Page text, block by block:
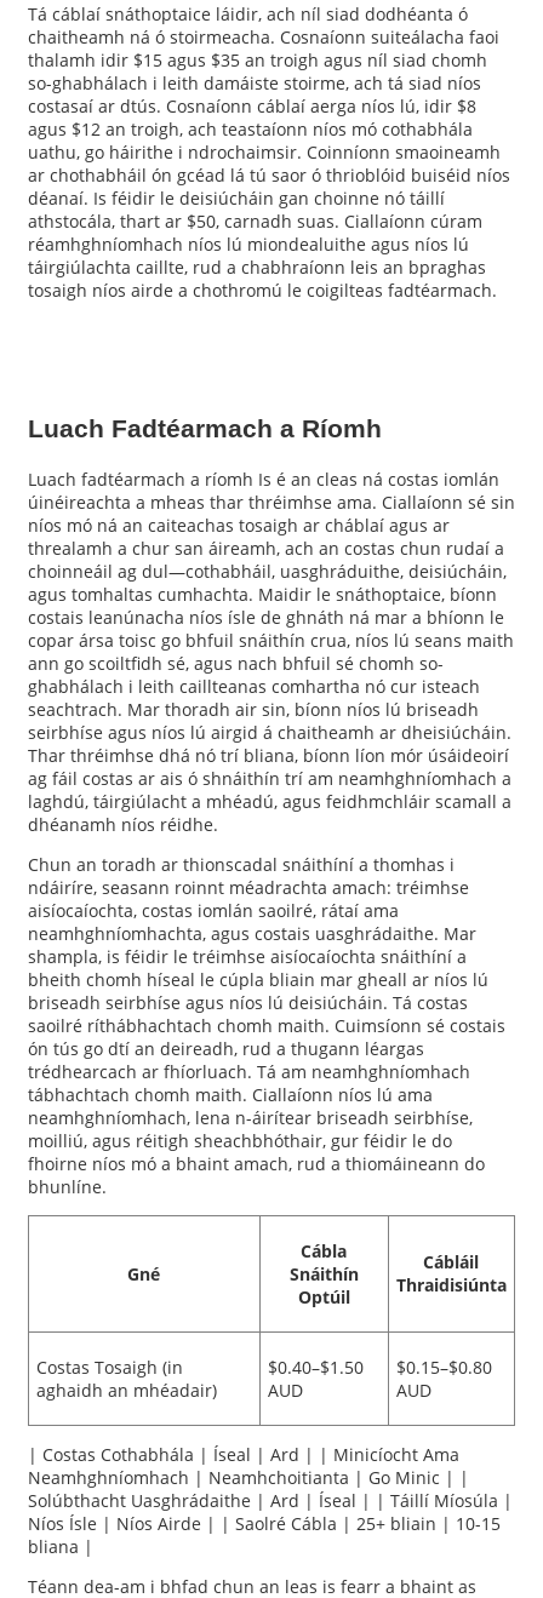
Tá cáblaí snáthoptaice láidir, ach níl siad dodhéanta ó
chaitheamh ná ó stoirmeacha. Cosnaíonn suiteálacha faoi
thalamh idir $15 agus $35 an troigh agus níl siad chomh
so-ghabhálach i leith damáiste stoirme, ach tá siad níos
costasaí ar dtús. Cosnaíonn cáblaí aerga níos lú, idir $8
agus $12 an troigh, ach teastaíonn níos mó cothabhála
uathu, go háirithe i ndrochaimsir. Coinníonn smaoineamh
ar chothabháil ón gcéad lá tú saor ó thrioblóid buiséid níos
déanaí. Is féidir le deisiúcháin gan choinne nó táillí
athstocála, thart ar $50, carnadh suas. Ciallaíonn cúram
réamhghníomhach níos lú miondealuithe agus níos lú
táirgiúlachta caillte, rud a chabhraíonn leis an bpraghas
tosaigh níos airde a chothromú le coigilteas fadtéarmach.
Luach Fadtéarmach a Ríomh
Luach fadtéarmach a ríomh Is é an cleas ná costas iomlán
úinéireachta a mheas thar thréimhse ama. Ciallaíonn sé sin
níos mó ná an caiteachas tosaigh ar cháblaí agus ar
threalamh a chur san áireamh, ach an costas chun rudaí a
choinneáil ag dul—cothabháil, uasghráduithe, deisiúcháin,
agus tomhaltas cumhachta. Maidir le snáthoptaice, bíonn
costais leanúnacha níos ísle de ghnáth ná mar a bhíonn le
copar ársa toisc go bhfuil snáithín crua, níos lú seans maith
ann go scoiltfidh sé, agus nach bhfuil sé chomh so-
ghabhálach i leith caillteanas comhartha nó cur isteach
seachtrach. Mar thoradh air sin, bíonn níos lú briseadh
seirbhíse agus níos lú airgid á chaitheamh ar dheisiúcháin.
Thar thréimhse dhá nó trí bliana, bíonn líon mór úsáideoirí
ag fáil costas ar ais ó shnáithín trí am neamhghníomhach a
laghdú, táirgiúlacht a mhéadú, agus feidhmchláir scamall a
dhéanamh níos réidhe.
Chun an toradh ar thionscadal snáithíní a thomhas i
ndáiríre, seasann roinnt méadrachta amach: tréimhse
aisíocaíochta, costas iomlán saoilré, rátaí ama
neamhghníomhachta, agus costais uasghrádaithe. Mar
shampla, is féidir le tréimhse aisíocaíochta snáithíní a
bheith chomh híseal le cúpla bliain mar gheall ar níos lú
briseadh seirbhíse agus níos lú deisiúcháin. Tá costas
saoilré ríthábhachtach chomh maith. Cuimsíonn sé costais
ón tús go dtí an deireadh, rud a thugann léargas
trédhearcach ar fhíorluach. Tá am neamhghníomhach
tábhachtach chomh maith. Ciallaíonn níos lú ama
neamhghníomhach, lena n-áirítear briseadh seirbhíse,
moilliú, agus réitigh sheachbhóthair, gur féidir le do
fhoirne níos mó a bhaint amach, rud a thiomáineann do
bhunlíne.
Gné
Cábla
Snáithín
Optúil
Cábláil
Thraidisiúnta
Costas Tosaigh (in
aghaidh an mhéadair)
$0.40–$1.50
AUD
$0.15–$0.80
AUD
| Costas Cothabhála | Íseal | Ard | | Minicíocht Ama
Neamhghníomhach | Neamhchoitianta | Go Minic | |
Solúbthacht Uasghrádaithe | Ard | Íseal | | Táillí Míosúla |
Níos Ísle | Níos Airde | | Saolré Cábla | 25+ bliain | 10-15
bliana |
Téann dea-am i bhfad chun an leas is fearr a bhaint as